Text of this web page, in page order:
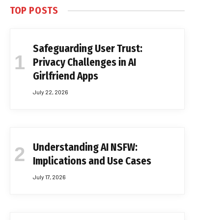
TOP POSTS
Safeguarding User Trust:
Privacy Challenges in AI
Girlfriend Apps
July 22, 2026
Understanding AI NSFW:
Implications and Use Cases
July 17, 2026